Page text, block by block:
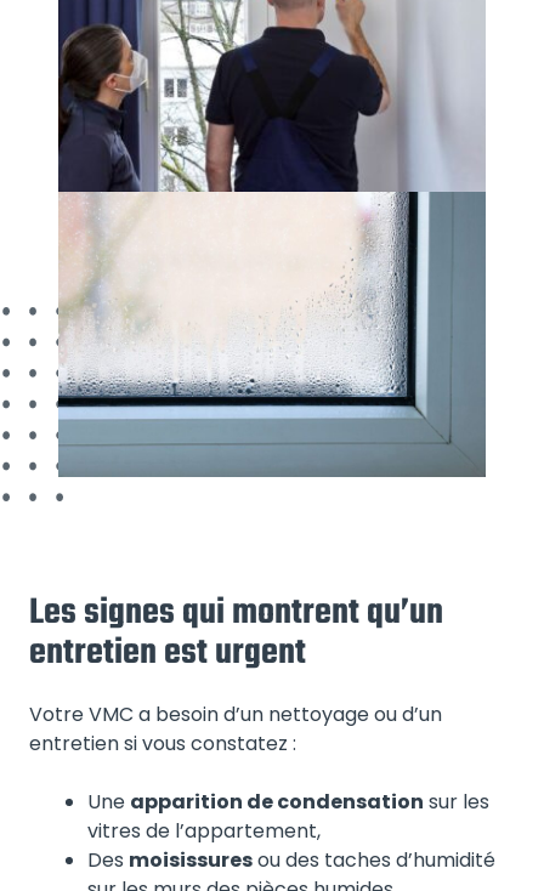
Les signes qui montrent qu’un
entretien est urgent
Votre VMC a besoin d’un nettoyage ou d’un
entretien si vous constatez :
Une apparition de condensation sur les
vitres de l’appartement,
Des moisissuresou des taches d’humidité